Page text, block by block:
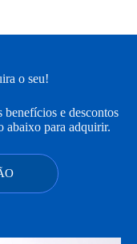
o seu!
benefícios e descontos
abaixo para adquirir.